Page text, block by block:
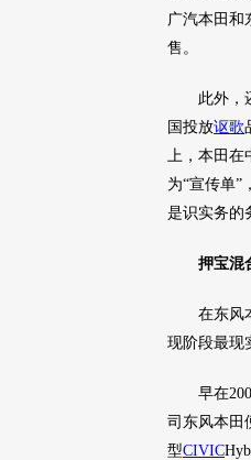
广汽本田 和
售。
此外，还
国投放讴歌
上， 本田 在
为“宣传单”
是识实务的
押宝混
在东风
现阶段最现
早在
司 东风本田
型CIVIC